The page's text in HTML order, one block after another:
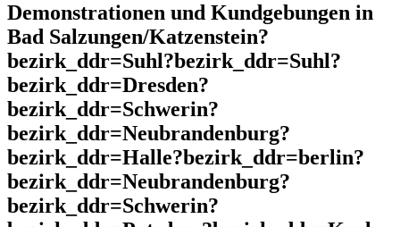
Demonstrationen und Kundgebungen in
Bad Salzungen/Katzenstein?
bezirk_ddr=Suhl?bezirk_ddr=Suhl?
bezirk_ddr=Dresden?
bezirk_ddr=Schwerin?
bezirk_ddr=Neubrandenburg?
bezirk_ddr=Halle?bezirk_ddr=berlin?
bezirk_ddr=Neubrandenburg?
bezirk_ddr=Schwerin?